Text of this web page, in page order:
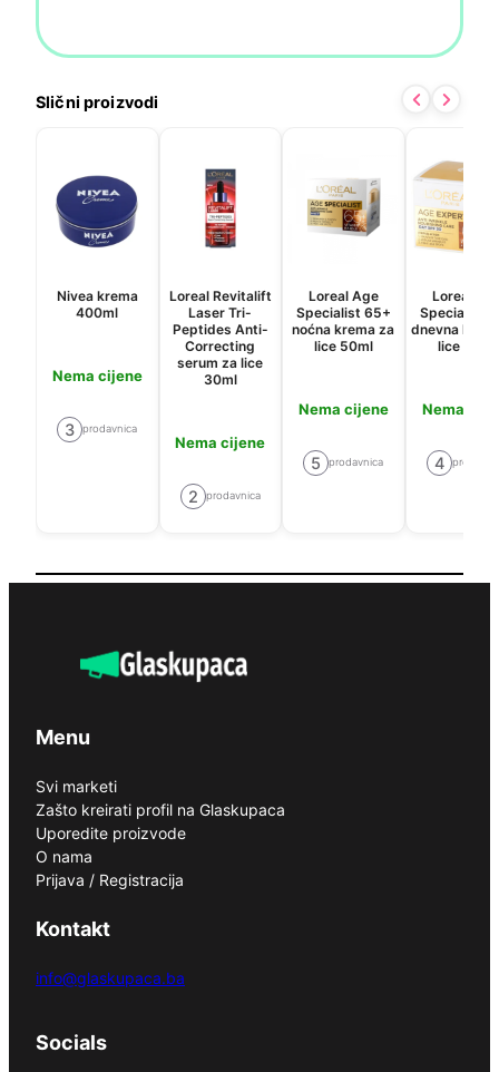
Slični proizvodi
Nivea krema
400ml
Nema cijene
3 prodavnica
Loreal Revitalift
Laser Tri-
Peptides Anti-
Correcting
serum za lice
30ml
Nema cijene
2 prodavnica
Loreal Age
Specialist 65+
noćna krema za
lice 50ml
Nema cijene
5 prodavnica
Loreal
Specialist
dnevna
lice 50ml
Nema
4
Menu
Svi marketi
Zašto kreirati profil na Glaskupaca
Uporedite proizvode
O nama
Prijava / Registracija
Kontakt
info@glaskupaca.ba
Socials